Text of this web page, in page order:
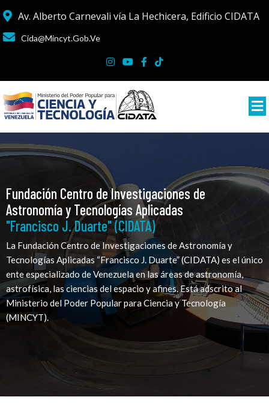
Av. Alberto Carnevali vía La Hechicera, Edificio CIDATA
Cida@mincyt.gob.ve
Fundación Centro de Investigaciones de
Astronomía y Tecnologías Aplicadas
"Francisco J. Duarte" (CIDATA)
La Fundación Centro de Investigaciones de Astronomía y
Tecnologías Aplicadas “Francisco J. Duarte” (CIDATA) es el único
ente especializado de Venezuela en las áreas de astronomía,
astrofísica, las ciencias del espacio y afines. Está adscrito al
Ministerio del Poder Popular para Ciencia y Tecnología
(MINCYT).